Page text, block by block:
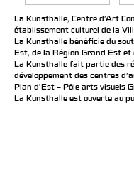
La Kunsthalle, Centre d’Art
établissement culturel de la
La Kunsthalle bénéficie du
Est, de la Région Grand Est et
La Kunsthalle fait partie des
développement des centres
Plan d’Est – Pôle arts visuels
La Kunsthalle est ouverte au